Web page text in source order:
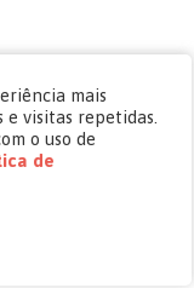
mais
visitas repetidas.
o uso de
de